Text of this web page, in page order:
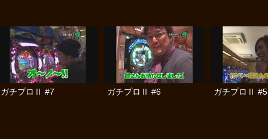
ガチプロⅡ #7 ガチプロⅡ #6 ガチプロⅡ #5